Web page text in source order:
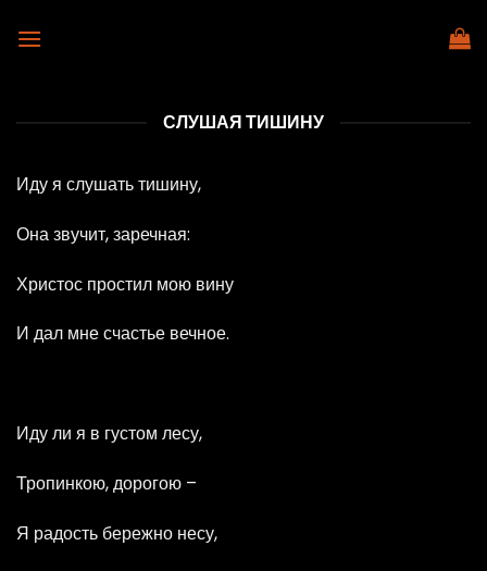
СЛУШАЯ ТИШИНУ
Иду я слушать тишину,
Она звучит, заречная:
Христос простил мою вину
И дал мне счастье вечное.
Иду ли я в густом лесу,
Тропинкою, дорогою –
Я радость бережно несу,